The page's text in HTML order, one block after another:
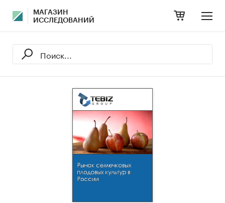
МАГАЗИН
ИССЛЕДОВАНИЙ